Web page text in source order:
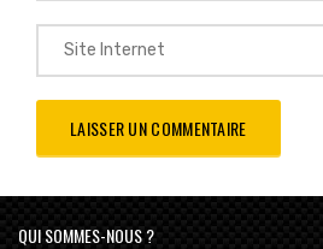
QUI SOMMES-NOUS ?